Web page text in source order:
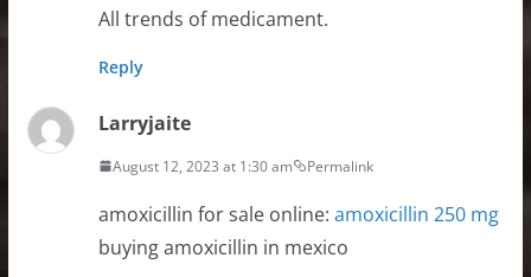
All trends of medicament.
Reply
Larryjaite
August 12, 2023 at 1:30 am Permalink
amoxicillin for sale online: amoxicillin 250 mg
buying amoxicillin in mexico